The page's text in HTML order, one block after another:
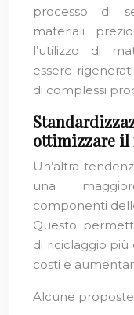
processo di
materiali
l’utilizzo di
essere
di complessi
ottimizzare il
Un’altra
una
componenti
Questo
di riciclaggio più
costi e
Alcune